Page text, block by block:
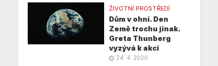
ŽIVOTNÍ PROSTŘEDÍ
Dům v ohni. Den
Země trochu jinak.
Greta Thunberg
vyzývá k akci
24. 4. 2020